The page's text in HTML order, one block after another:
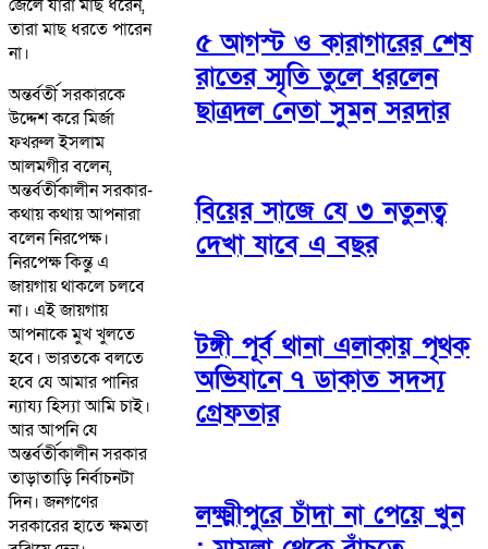
জেলে যারা মাছ ধরেন,
তারা মাছ ধরতে পারেন
না।
অন্তর্বর্তী সরকারকে
উদ্দেশ করে মির্জা
ফখরুল ইসলাম
আলমগীর বলেন,
অন্তর্বর্তীকালীন সরকার-
কথায় কথায় আপনারা
বলেন নিরপেক্ষ।
নিরপেক্ষ কিন্তু এ
জায়গায় থাকলে চলবে
না। এই জায়গায়
আপনাকে মুখ খুলতে
হবে। ভারতকে বলতে
হবে যে আমার পানির
ন্যায্য হিস্যা আমি চাই।
আর আপনি যে
অন্তর্বর্তীকালীন সরকার
তাড়াতাড়ি নির্বাচনটা
দিন। জনগণের
সরকারের হাতে ক্ষমতা
৫ আগস্ট ও কারাগারের শেষ
রাতের স্মৃতি তুলে ধরলেন
ছাত্রদল নেতা সুমন সরদার
বিয়ের সাজে যে ৩ নতুনত্ব
দেখা যাবে এ বছর
টঙ্গী পূর্ব থানা এলাকায় পৃথক
অভিযানে ৭ ডাকাত সদস্য
গ্রেফতার
লক্ষ্মীপুরে চাঁদা না পেয়ে খুন